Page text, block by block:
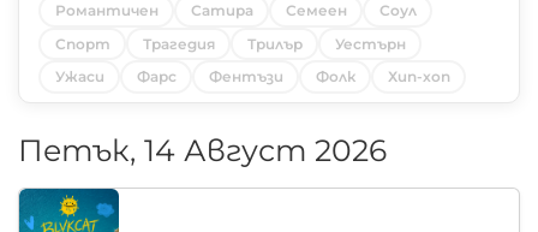
Романтичен
Сатира Семеен
Соул
Спорт
Трагедия Трилър
Уестърн
Ужаси
Фарс Фентъзи Фолк Хип-хоп
Петък, 14 Август 2026